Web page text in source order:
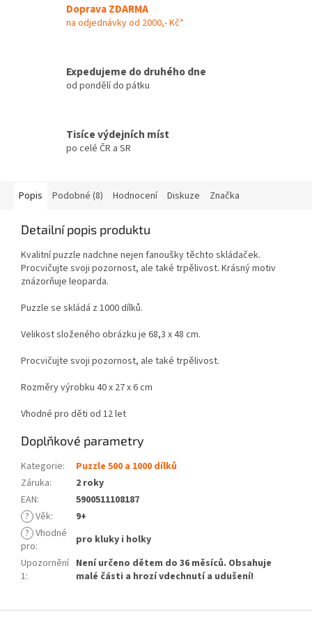
Doprava ZDARMA
na odjednávky od 2000,- Kč*
Expedujeme do druhého dne
od pondělí do pátku
Tisíce výdejních míst
po celé ČR a SR
Popis Podobné (8) Hodnocení Diskuze Značka
Detailní popis produktu
Kvalitní puzzle nadchne nejen fanoušky těchto skládaček.
Procvičujte svoji pozornost, ale také trpělivost. Krásný motiv
znázorňuje leoparda.
Puzzle se skládá z 1000 dílků.
Velikost složeného obrázku je 68,3 x 48 cm.
Procvičujte svoji pozornost, ale také trpělivost.
Rozměry výrobku 40 x 27 x 6 cm
Vhodné pro děti od 12 let
Doplňkové parametry
Kategorie:
Puzzle 500 a 1000 dílků
Záruka:
2 roky
EAN:
5900511108187
? Věk:
9+
? Vhodné
pro:
pro kluky i holky
Upozornění
1:
Není určeno dětem do 36 měsíců. Obsahuje
malé části a hrozí vdechnutí a udušení!